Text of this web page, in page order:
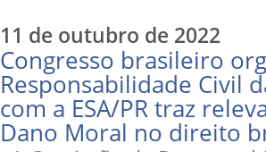
11 de outubro de 2022
Congresso brasileiro
Responsabilidade Civil
com a ESA/PR traz
Dano Moral no direito